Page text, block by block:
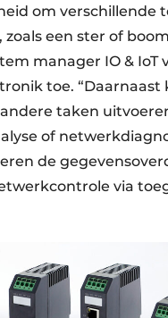
om verschillende
een ster of
manager IO & IoT
toe. “Daarnaast
taken
of
de
via